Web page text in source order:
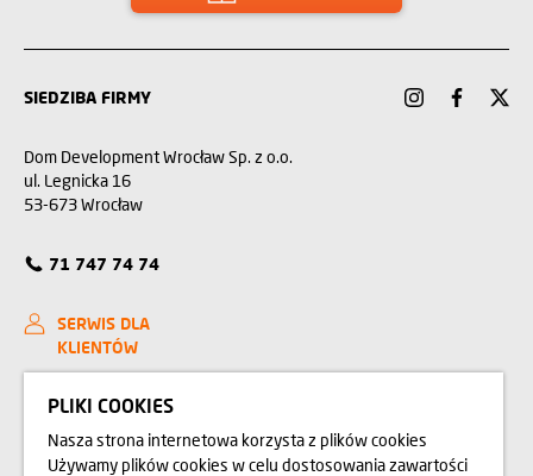
SIEDZIBA FIRMY
Dom Development Wrocław Sp. z o.o.
ul. Legnicka 16
53-673 Wrocław
71 747 74 74
SERWIS DLA
KLIENTÓW
KONTAKT
RELACJE INWESTORSKIE
PLIKI COOKIES
Nasza strona internetowa korzysta z plików cookies
Używamy plików cookies w celu dostosowania zawartości